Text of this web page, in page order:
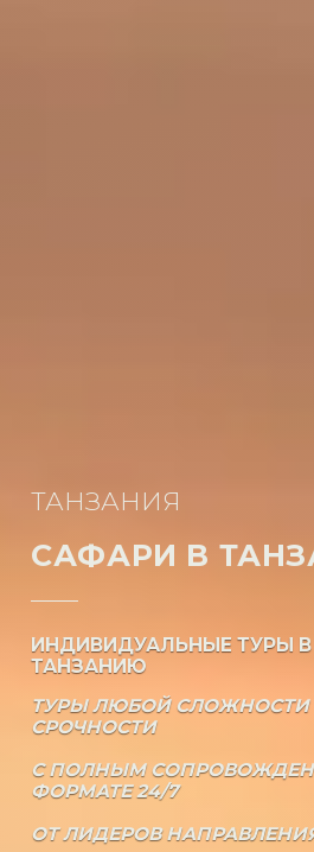
ТАНЗАНИЯ
САФАРИ В
ИНДИВИДУАЛЬНЫЕ ТУРЫ В
ТАНЗАНИЮ
ТУРЫ ЛЮБОЙ СЛОЖНОСТИ
СРОЧНОСТИ
С ПОЛНЫМ
ФОРМАТЕ 24/7
ОТ ЛИДЕРОВ